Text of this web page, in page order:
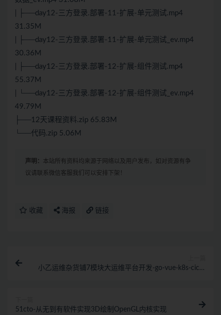
| ├──day12-三方登录.部署-11-扩展-单元测试.mp4
31.35M
| ├──day12-三方登录.部署-11-扩展-单元测试_ev.mp4
30.36M
| ├──day12-三方登录.部署-12-扩展-组件测试.mp4
55.37M
| └──day12-三方登录.部署-12-扩展-组件测试_ev.mp4
49.79M
├──12天课程资料.zip 65.83M
└──代码.zip 5.06M
声明： 本站所有资料均来源于网络以及用户发布，如对资源有争
议请联系微信客服我们可以安排下架！
收藏 海报 链接
小乙运维杂货铺7模块大运维平台开发-go-vue-k8s-cicd-
51cto-从无到有软件实现3D绘制OpenGL内核实现